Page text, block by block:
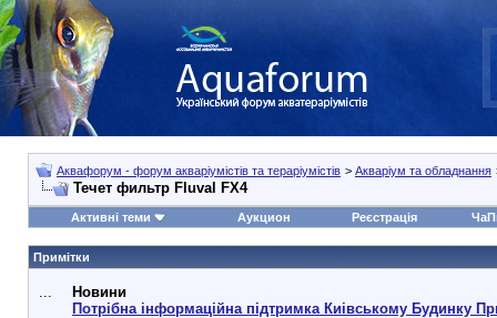
Аквафорум - форум акваріумістів та тераріумістів > Акваріум та обладнання
Течет фильтр Fluval FX4
Активні теми Аукцион Реєстрація
Примітки
...
Новини
Потрібна інформаційна підтримка Киівському Будинку